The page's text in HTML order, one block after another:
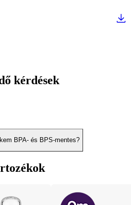
kérdések
BPA- és BPS-mentes?